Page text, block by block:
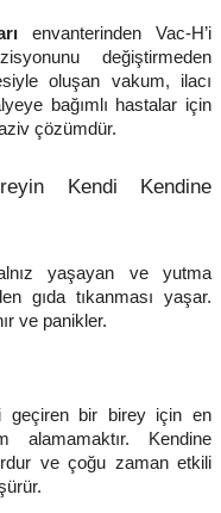
envanterinden Vac-H’i
değiştirmeden
oluşan vakum, ilacı
bağımlı hastalar için
çözümdür.
Kendi Kendine
yaşayan ve yutma
gıda tıkanması yaşar.
ve panikler.
geçiren bir birey için en
alamamaktır. Kendine
ve çoğu zaman etkili